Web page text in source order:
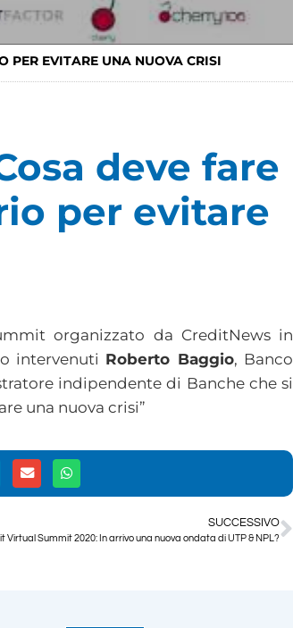
PER EVITARE UNA NUOVA CRISI
deve fare
per evitare
organizzato da CreditNews in
intervenuti Roberto Baggio, Banco
indipendente di Banche che si
una nuova crisi”
SUCCESSIVO
Virtual Summit 2020: In arrivo una nuova ondata di UTP & NPL?